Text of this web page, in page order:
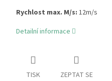
Rychlost max. M/s: 12m/s
Detailní informace
TISK ZEPTAT SE